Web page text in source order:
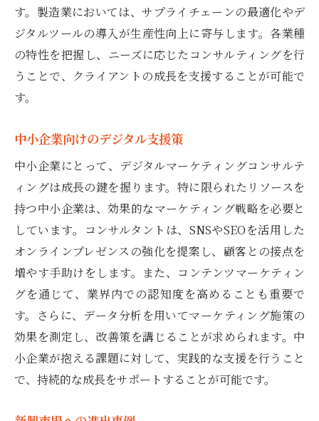
す。製造業においては、サプライチェーンの最適化やデ
ジタルツールの導入が生産性向上に寄与します。各業種
の特性を把握し、ニーズに応じたコンサルティングを行
うことで、クライアントの成長を支援することが可能で
す。
中小企業向けのデジタル支援策
中小企業にとって、デジタルマーケティングコンサルテ
ィングは成長の鍵を握ります。特に限られたリソースを
持つ中小企業は、効果的なマーケティング戦略を必要と
しています。コンサルタントは、SNSやSEOを活用した
オンラインプレゼンスの強化を提案し、顧客との接点を
増やす手助けをします。また、コンテンツマーケティン
グを通じて、業界内での認知度を高めることも重要で
す。さらに、データ分析を用いてマーケティング施策の
効果を測定し、改善策を講じることが求められます。中
小企業が抱える課題に対して、実践的な支援を行うこと
で、持続的な成長をサポートすることが可能です。